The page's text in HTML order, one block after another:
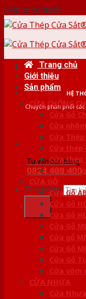
Skip to content
HỆ
Chuyên phân phối
Tư vấn bán hàng
0824.400.400
Tìm kiếm:
Trang chủ
Giới thiệu
Sản phẩm
CỬA CHỐNG
Cửa Gỗ
Cửa
Cửa Thép
Cửa thép
Cửa thép
Cửa vân
CỬA GỖ
Cửa Gỗ
Cửa Gỗ
Cửa Gỗ
Cửa Gỗ
Cửa gỗ
Cửa Gỗ
Cửa Gỗ
Cửa vòm
CỬA NHỰA
Cửa